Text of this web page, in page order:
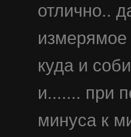
отлично..
измерямое
куда и
и....... при
минуса к